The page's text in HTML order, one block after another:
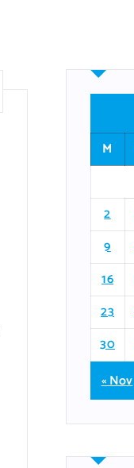
M
2
9
16
23
30
« Nov